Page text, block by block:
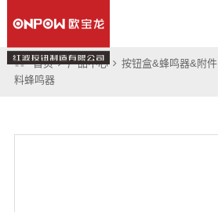
产品中心
首页 产品中心 按钮盒&蜂鸣器&附件
料蜂鸣器